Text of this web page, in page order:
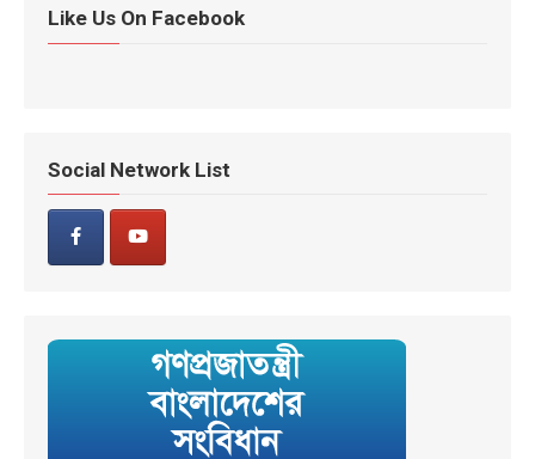
Like Us On Facebook
Social Network List